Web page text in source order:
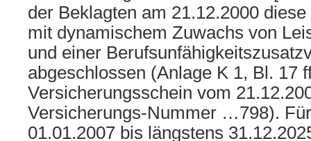
der Beklagten am 21.12.2000
mit dynamischem Zuwachs von
und einer
abgeschlossen (Anlage K 1, Bl. 17
Versicherungsschein vom
Versicherungs-Nummer …798).
01.01.2007 bis längstens